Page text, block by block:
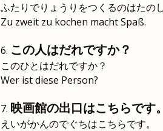
ふたりでりょうりをつくるのはたの
Zu zweit zu kochen macht Spaß.
この人はだれですか？
このひとはだれですか？
Wer ist diese Person?
映画館の出口はこちらです。
えいがかんのでぐちはこちらです。